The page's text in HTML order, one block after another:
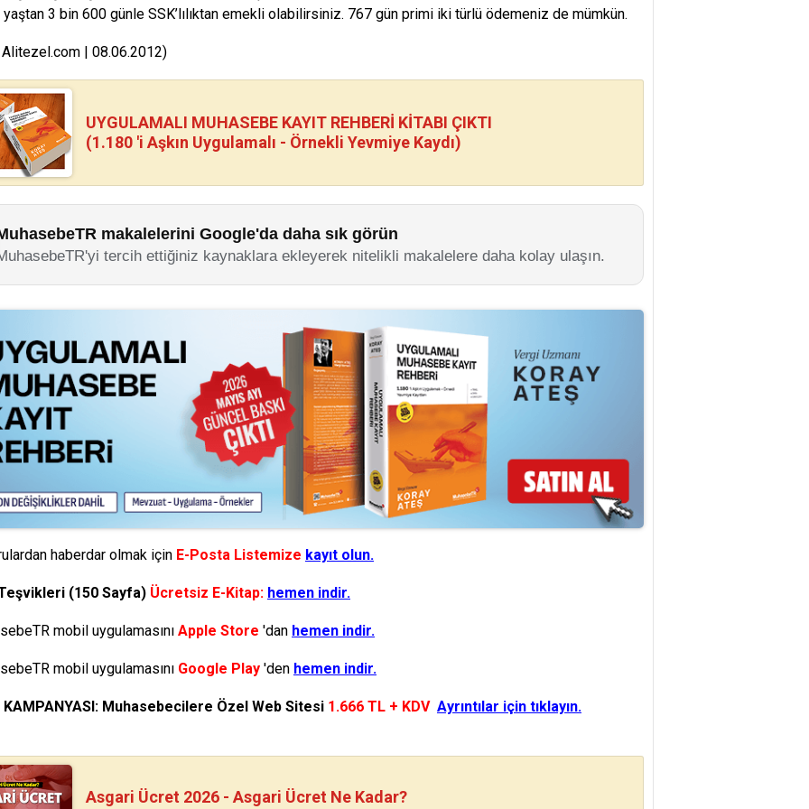
3 bin 600 günle SSK’lılıktan emekli olabilirsiniz. 767 gün primi iki türlü ödemeniz de mümkün.
Alitezel.com | 08.06.2012)
UYGULAMALI MUHASEBE KAYIT REHBERİ KİTABI ÇIKTI
(1.180 'i Aşkın Uygulamalı - Örnekli Yevmiye Kaydı)
makalelerini Google'da daha sık görün
tercih ettiğiniz kaynaklara ekleyerek nitelikli makalelere daha kolay ulaşın.
haberdar olmak için E-Posta Listemize kayıt olun.
(150 Sayfa) Ücretsiz E-Kitap: hemen indir.
mobil uygulamasını Apple Store 'dan hemen indir.
mobil uygulamasını Google Play 'den hemen indir.
KAMPANYASI: Muhasebecilere Özel Web Sitesi 1.666 TL + KDV Ayrıntılar için tıklayın.
Asgari Ücret 2026 - Asgari Ücret Ne Kadar?